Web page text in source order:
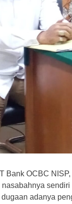
Bank OCBC
adanya